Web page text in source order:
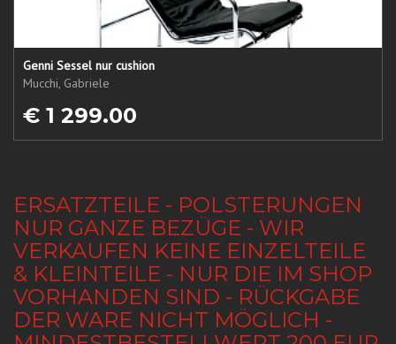
Genni Sessel nur cushion
Mucchi, Gabriele
€ 1 299.00
ERSATZTEILE - POLSTERUNGEN
NUR GANZE BEZÜGE - WIR
VERKAUFEN KEINE EINZELTEILE
& KLEINTEILE - NUR DIE IM SHOP
VORHANDEN SIND - RÜCKGABE
DER WARE NICHT MÖGLICH -